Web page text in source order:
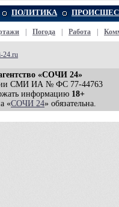
ПОЛИТИКА
Погода Работа
24.ru
«СОЧИ 24»
СМИ ИА № ФС 77-44763
информацию 18+
«СОЧИ 24» обязательна.